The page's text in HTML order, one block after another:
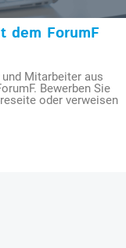
dem ForumF
Mitarbeiter aus
Bewerben Sie
oder verweisen